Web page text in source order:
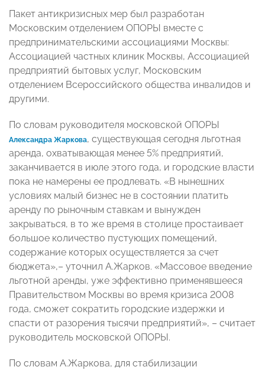
Пакет антикризисных мер был разработан
Московским отделением ОПОРЫ вместе с
предпринимательскими ассоциациями Москвы:
Ассоциацией частных клиник Москвы, Ассоциацией
предприятий бытовых услуг, Московским
отделением Всероссийского общества инвалидов и
другими.
По словам руководителя московской ОПОРЫ
Александра Жаркова, существующая сегодня льготная
аренда, охватывающая менее 5% предприятий,
заканчивается в июле этого года, и городские власти
пока не намерены ее продлевать. «В нынешних
условиях малый бизнес не в состоянии платить
аренду по рыночным ставкам и вынужден
закрываться, в то же время в столице простаивает
большое количество пустующих помещений,
содержание которых осуществляется за счет
бюджета»,– уточнил А.Жарков. «Массовое введение
льготной аренды, уже эффективно применявшееся
Правительством Москвы во время кризиса 2008
года, сможет сократить городские издержки и
спасти от разорения тысячи предприятий», – считает
руководитель московской ОПОРЫ.
По словам А.Жаркова, для стабилизации